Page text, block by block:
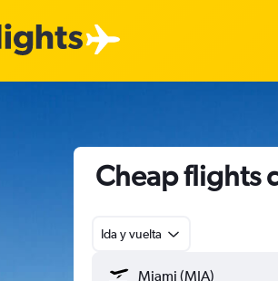
Cheap flights
Ida y vuelta